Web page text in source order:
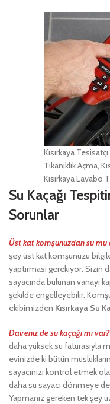
Kısırkaya
Tıkanıklık Açma,
Kısırkaya Lavabo
Su Kaçağı
Sorunlar
Üst kat komşunuzdan su mu
şey üst kat komşunuzu
yaptırması gerekiyor. Sizin
sayacında bulunan vanayı
şekilde engelleyebilir.
ekibimizden Kısırkaya Su
Daireniz de su kaçağı mı var?
daha yüksek su faturasıyla
evinizde ki bütün
sayacınızı kontrol etmek
daha su sayacı dönmeye
Yapmanız gereken tek şey